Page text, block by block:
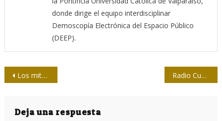
donde dirige el equipo interdisciplinar
Demoscopía Electrónica del Espacio Público
(DEEP).
Navegación
entradas
Los mitos de la infamia Radio Cubitas de cumpleaños
Deja una respuesta